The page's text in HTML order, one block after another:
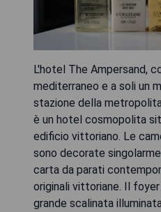
L'hotel The Ampersand,
mediterraneo e a soli un
stazione della
è un hotel cosmopolita
edificio vittoriano. Le
sono decorate
carta da parati
originali vittoriane. Il
grande scalinata